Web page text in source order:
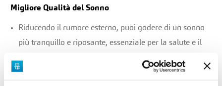
Migliore Qualità del Sonno
Riducendo il rumore esterno, puoi godere di un sonno
più tranquillo e riposante, essenziale per la salute e il